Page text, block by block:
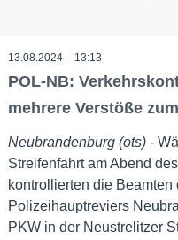
13.08.2024 – 13:13
POL-NB:
mehrere Verstöße
Neubrandenburg (ots) -
Streifenfahrt am Abend
kontrollierten die Beamten
Polizeihauptreviers
PKW in der Neustrelitzer